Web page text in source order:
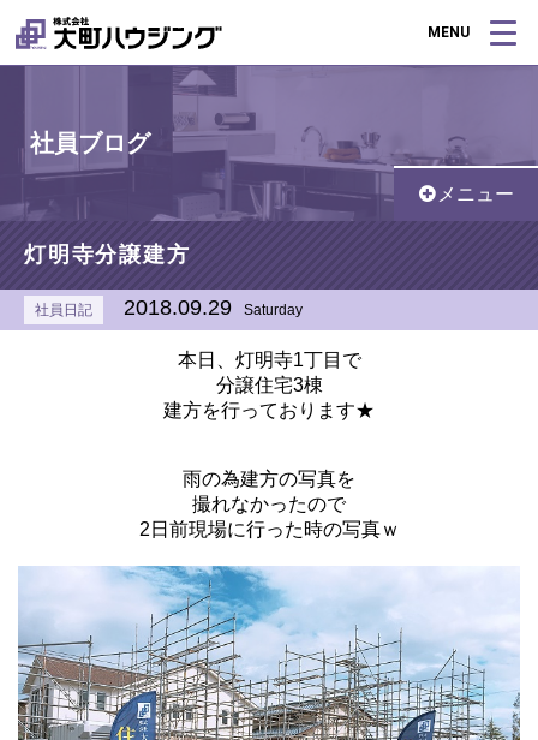
MENU
社員ブログ
メニュー
灯明寺分譲建方
社員日記 2018.09.29 Saturday
本日、灯明寺1丁目で
分譲住宅3棟
建方を行っております★
雨の為建方の写真を
撮れなかったので
2日前現場に行った時の写真ｗ